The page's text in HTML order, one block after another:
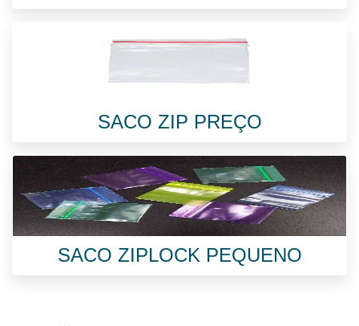
SACO ZIP PREÇO
SACO ZIPLOCK PEQUENO